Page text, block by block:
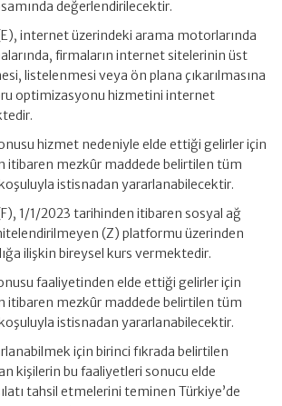
değerlendirilecektir.
internet üzerindeki arama motorlarında
firmaların internet sitelerinin üst
listelenmesi veya ön plana çıkarılmasına
optimizasyonu hizmetini internet
hizmet nedeniyle elde ettiği gelirler için
itibaren mezkûr maddede belirtilen tüm
istisnadan yararlanabilecektir.
1/1/2023 tarihinden itibaren sosyal ağ
nitelendirilmeyen (Z) platformu üzerinden
ilişkin bireysel kurs vermektedir.
faaliyetinden elde ettiği gelirler için
itibaren mezkûr maddede belirtilen tüm
istisnadan yararlanabilecektir.
için birinci fıkrada belirtilen
kişilerin bu faaliyetleri sonucu elde
tahsil etmelerini teminen Türkiye’de